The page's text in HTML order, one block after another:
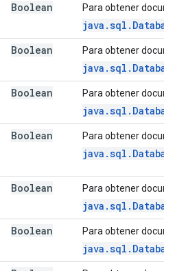
Boolean Para obtener
Boolean Para obtener
Boolean Para obtener
Boolean Para obtener
Boolean Para obtener
Boolean Para obtener